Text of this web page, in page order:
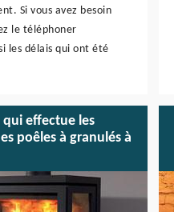
Si vous avez besoin
le téléphoner
les délais qui ont été
qui effectue les
poêles à granulés à